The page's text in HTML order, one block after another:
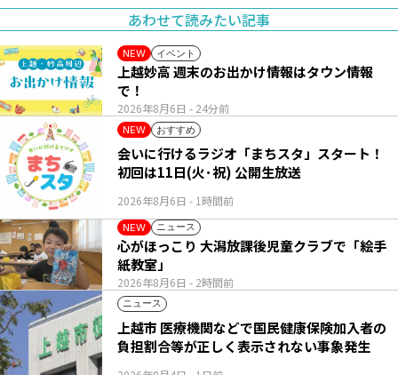
あわせて読みたい記事
NEW イベント
2026年8月6日 - 24分前
上越妙高 週末のお出かけ情報はタウン情報
で！
NEW おすすめ
2026年8月6日 - 1時間前
会いに行けるラジオ「まちスタ」スタート！
初回は11日(火･祝) 公開生放送
NEW ニュース
2026年8月6日 - 2時間前
心がほっこり 大潟放課後児童クラブで「絵手
紙教室」
ニュース
上越市 医療機関などで国民健康保険加入者の
負担割合等が正しく表示されない事象発生